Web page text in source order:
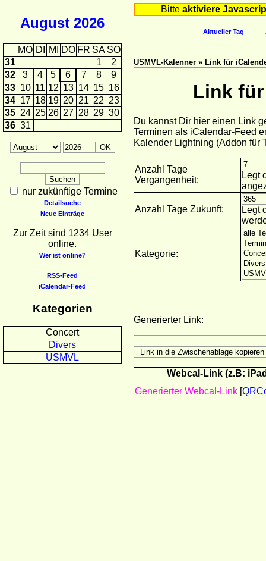
August 2026
MO DI MI DO FR SA SO
31
1
2
32
3 4 5 6 7 8
9
33 10 11 12 13 14 15 16
34 17 18 19 20 21 22 23
35 24 25 26 27 28 29 30
36 31
nur zukünftige Termine
Detailsuche
Neue Einträge
Zur Zeit sind 1234 User
online.
Wer ist online?
RSS-Feed
iCalendar-Feed
Kategorien
Concert
Divers
USMVL
Bitte aktiviere
Aktueller Tag
USMVL-Kalenner » Link für
Link
Du kannst Dir hier einen Link
Terminen als iCalendar-Feed
Kalender Lightning (Addon für
Anzahl Tage
Vergangenheit:
Legt
Anzahl Tage Zukunft:
Legt
Kategorie:
Generierter Link:
Webcal-Link (z.B:
Generierter Webcal-Link [